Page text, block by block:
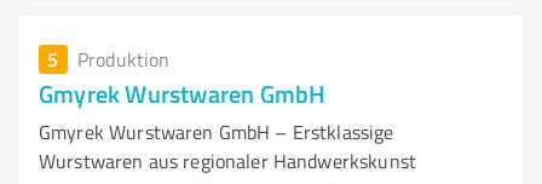
5 Produktion
Gmyrek Wurstwaren GmbH
Gmyrek Wurstwaren GmbH – Erstklassige
Wurstwaren aus regionaler Handwerkskunst